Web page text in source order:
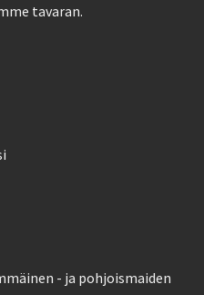
tavaran.
- ja pohjoismaiden